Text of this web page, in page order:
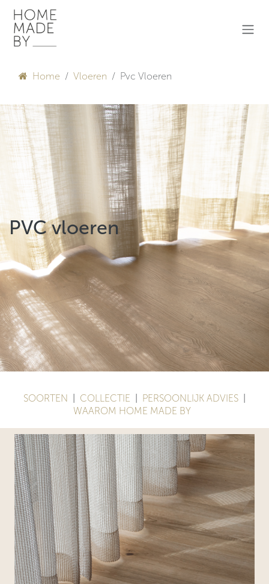
Overslaan naar inhoud
Home Vloeren Pvc Vloeren
PVC vloeren
SOORTEN COLLECTIE PERSOONLIJK ADVIES
WAAROM HOME MADE BY